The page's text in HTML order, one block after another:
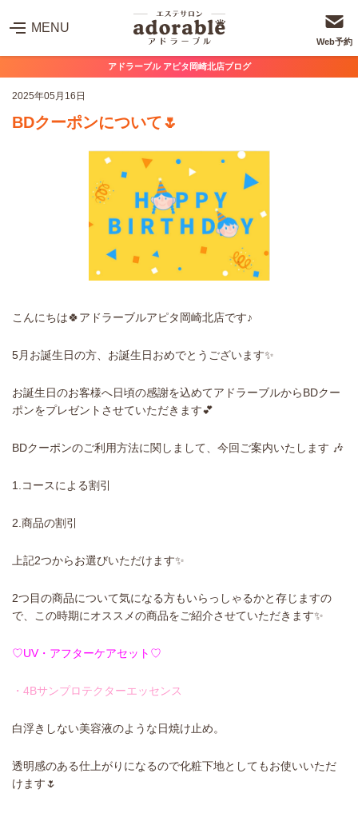
アドラーブル アピタ岡崎北店ブログ
MENU
Web予約
2025年05月16日
BDクーポンについて🌷
こんにちは🍀アドラーブルアピタ岡崎北店です♪
5月お誕生日の方、お誕生日おめでとうございます✨
お誕生日のお客様へ日頃の感謝を込めてアドラーブルからBDクー
ポンをプレゼントさせていただきます💕
BDクーポンのご利用方法に関しまして、今回ご案内いたします 🎶
1.コースによる割引
2.商品の割引
上記2つからお選びいただけます✨️
2つ目の商品について気になる方もいらっしゃるかと存じますの
で、この時期にオススメの商品をご紹介させていただきます✨️
♡UV・アフターケアセット♡
・4Bサンプロテクターエッセンス
白浮きしない美容液のような日焼け止め。
透明感のある仕上がりになるので化粧下地としてもお使いいただ
けます🌷